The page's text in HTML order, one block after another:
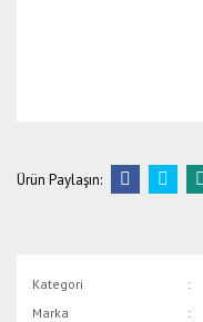
Ürün Paylaşın:
Kategori
Marka